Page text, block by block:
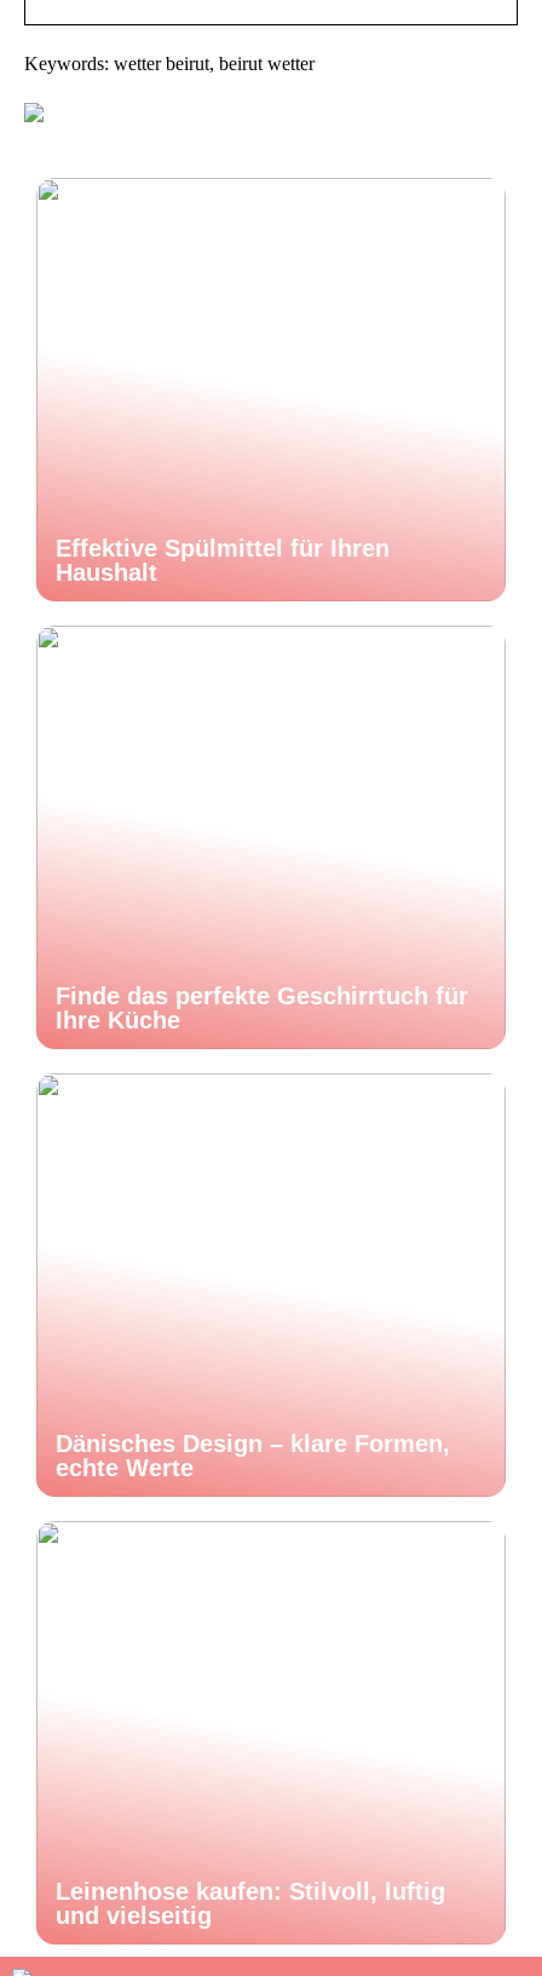
Keywords: wetter beirut, beirut wetter
Effektive Spülmittel für Ihren
Haushalt
Finde das perfekte Geschirrtuch für
Ihre Küche
Dänisches Design – klare Formen,
echte Werte
Leinenhose kaufen: Stilvoll, luftig
und vielseitig